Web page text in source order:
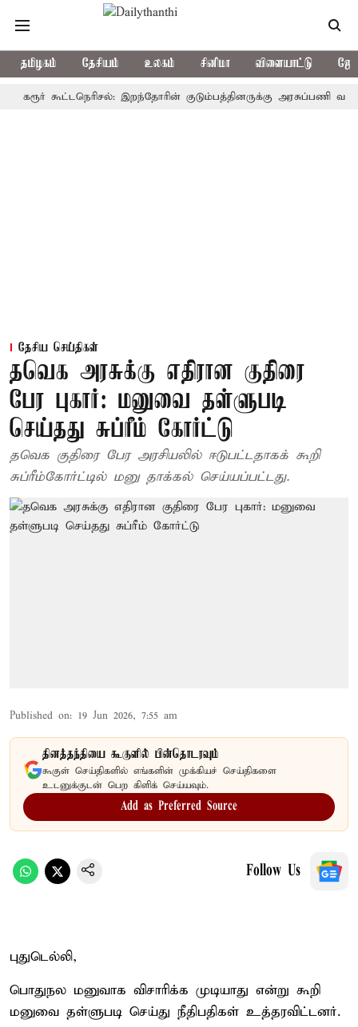
தமிழகம் தேசியம் உலகம் சினிமா விளையாட்டு
கூட்டநெரிசல்: இறந்தோரின் குடும்பத்தினருக்கு அரசுப்பணி வழக்கு;
தேசிய செய்திகள்
தவெக அரசுக்கு எதிரான குதிரை
பேர புகார்: மனுவை தள்ளுபடி
செய்தது சுப்ரீம் கோர்ட்டு
தவெக குதிரை பேர அரசியலில் ஈடுபட்டதாகக் கூறி
சுப்ரீம்கோர்ட்டில் மனு தாக்கல் செய்யப்பட்டது.
Published on: 19 Jun 2026, 7:55 am
தினத்தந்தியை கூகுளில் பின்தொடரவும்
கூகுள் செய்திகளில் எங்களின் முக்கியச் செய்திகளை
உடனுக்குடன் பெற கிளிக் செய்யவும்.
Add as Preferred Source
Follow Us
புதுடெல்லி,
பொதுநல மனுவாக விசாரிக்க முடியாது என்று கூறி
மனுவை தள்ளுபடி செய்து நீதிபதிகள் உத்தரவிட்டனர்.